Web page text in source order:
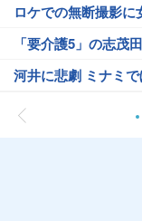
ロケでの無断撮影に
「要介護5」の志茂
河井に悲劇 ミナミ